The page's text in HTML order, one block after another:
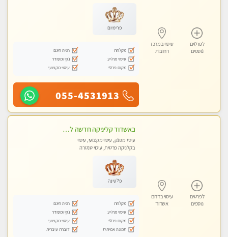
לפרטים
נוספים
עיסוי במרכז
רחובות
פרימיום
מקלחת
חניה חינם
עיסוי מרגיע
נקי ומסודר
מקום פרטי
עיסוי מקצועי
055-4531913
לפרטים
נוספים
עיסוי בדרום
אשדוד
באשדוד קליניקה חדשה לעיסוי מקצועי ומרגיע
עיסוי מפנק, עיסוי מקצועי, עיסוי
בקלניקה פרטית, עיסוי טנטרה
פלטינה
מקלחת
חניה חינם
עיסוי מרגיע
נקי ומסודר
מקום פרטי
עיסוי מקצועי
תמונה אמיתית
דוברת עיברית